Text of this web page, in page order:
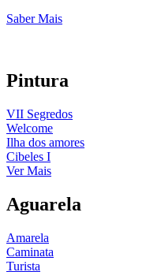
Saber Mais
Pintura
VII Segredos
Welcome
Ilha dos amores
Cibeles I
Ver Mais
Aguarela
Amarela
Caminata
Turista